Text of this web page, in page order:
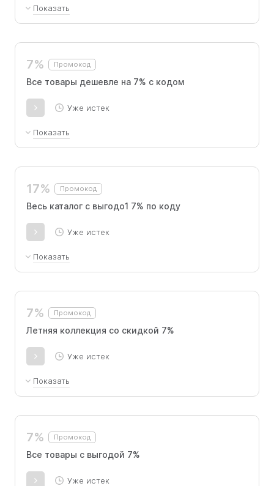
Показать
и распродажами.
7% Промокод
Все товары дешевле на 7% с кодом
Уже истек
Показать
предложениями. Не применимо к
17% Промокод
Весь каталог с выгодо1 7% по коду
Уже истек
Показать
акциями. Не применим во время распродаж.
7% Промокод
Летняя коллекция со скидкой 7%
Уже истек
Показать
менеджера или на сайте, при этом он не
предложениями.
7% Промокод
Все товары с выгодой 7%
Уже истек